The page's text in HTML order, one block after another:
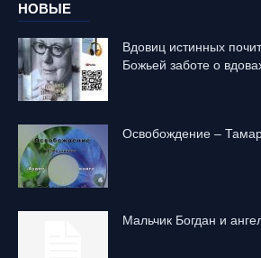
НОВЫЕ
Вдовиц истинных
Божьей заботе о
Освобождение –
Mальчик Богдан и